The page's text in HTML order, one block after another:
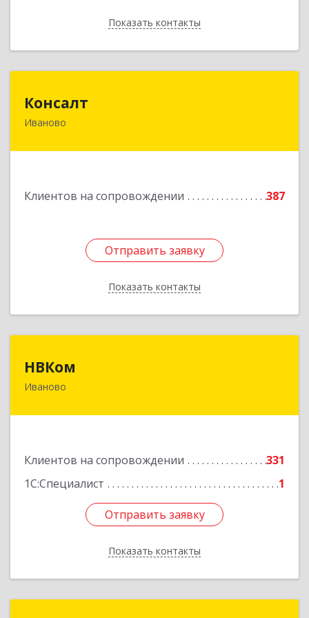
Показать контакты
Назад
Консалт
Иваново
Клиентов на сопровождении 387
Отправить заявку
Показать контакты
153000, Ивановская обл, Иваново г, Жарова ул,
Отправить заявку
Назад
НВКом
Иваново
Клиентов на сопровождении
331
1С:Специалист
1
Отправить заявку
Показать контакты
153000, Ивановская обл, Иваново г, Аптечный
Отправить заявку
Назад